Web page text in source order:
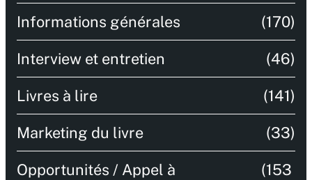
Informations générales (170)
Interview et entretien (46)
Livres à lire (141)
Marketing du livre (33)
Opportunités / Appel à
(153